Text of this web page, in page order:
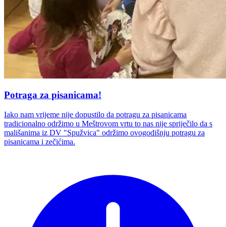
Potraga za pisanicama!
Iako nam vrijeme nije dopustilo da potragu za pisanicama
tradicionalno održimo u Meštrovom vrtu to nas nije spriječilo da s
mališanima iz DV "Spužvica" održimo ovogodišnju potragu za
pisanicama i zečićima.